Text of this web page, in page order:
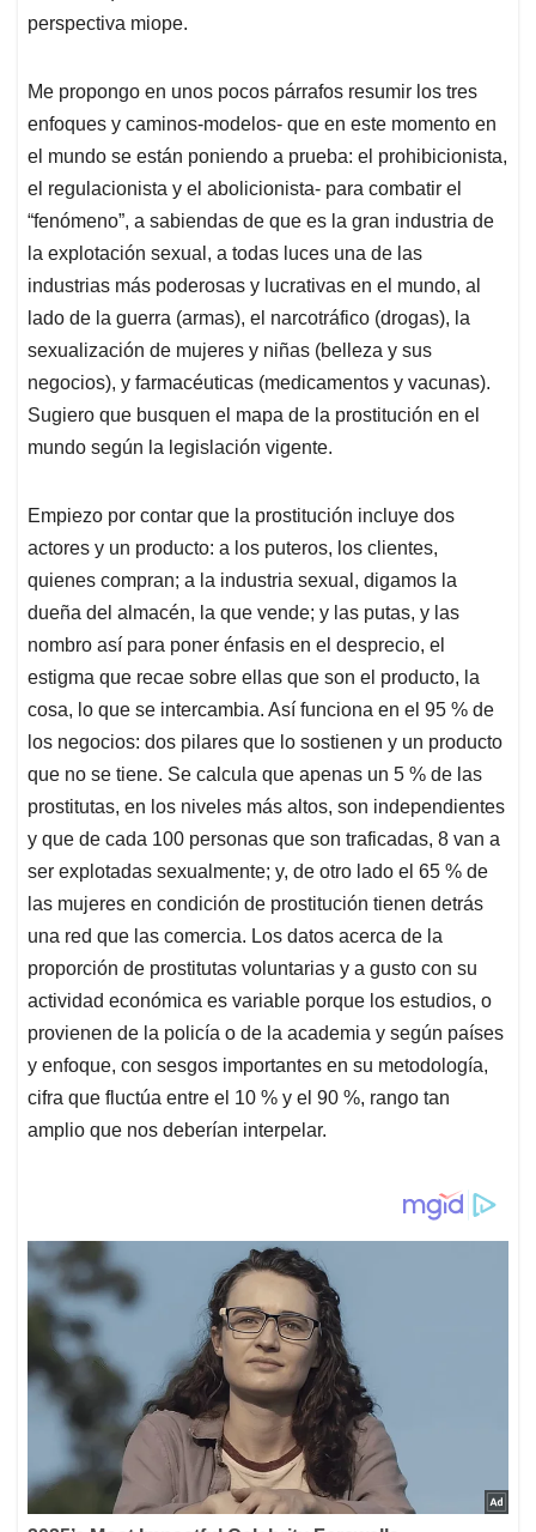
perspectiva miope.
Me propongo en unos pocos párrafos resumir los tres
enfoques y caminos-modelos- que en este momento en
el mundo se están poniendo a prueba: el prohibicionista,
el regulacionista y el abolicionista- para combatir el
“fenómeno”, a sabiendas de que es la gran industria de
la explotación sexual, a todas luces una de las
industrias más poderosas y lucrativas en el mundo, al
lado de la guerra (armas), el narcotráfico (drogas), la
sexualización de mujeres y niñas (belleza y sus
negocios), y farmacéuticas (medicamentos y vacunas).
Sugiero que busquen el mapa de la prostitución en el
mundo según la legislación vigente.
Empiezo por contar que la prostitución incluye dos
actores y un producto: a los puteros, los clientes,
quienes compran; a la industria sexual, digamos la
dueña del almacén, la que vende; y las putas, y las
nombro así para poner énfasis en el desprecio, el
estigma que recae sobre ellas que son el producto, la
cosa, lo que se intercambia. Así funciona en el 95 % de
los negocios: dos pilares que lo sostienen y un producto
que no se tiene. Se calcula que apenas un 5 % de las
prostitutas, en los niveles más altos, son independientes
y que de cada 100 personas que son traficadas, 8 van a
ser explotadas sexualmente; y, de otro lado el 65 % de
las mujeres en condición de prostitución tienen detrás
una red que las comercia. Los datos acerca de la
proporción de prostitutas voluntarias y a gusto con su
actividad económica es variable porque los estudios, o
provienen de la policía o de la academia y según países
y enfoque, con sesgos importantes en su metodología,
cifra que fluctúa entre el 10 % y el 90 %, rango tan
amplio que nos deberían interpelar.